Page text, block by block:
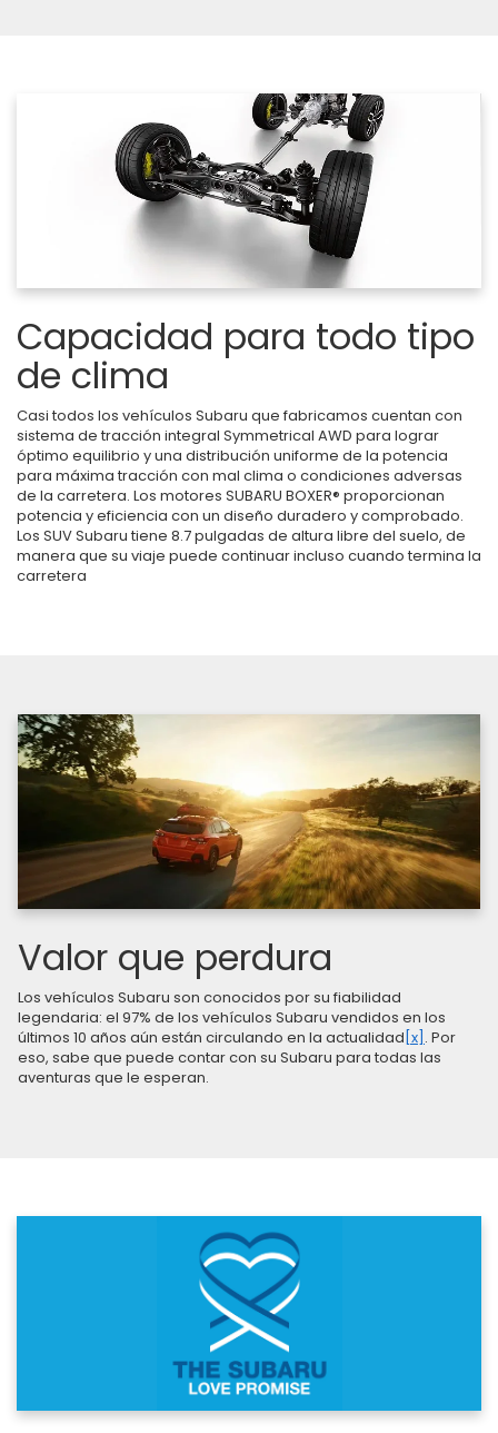
Capacidad para todo tipo
de clima
Casi todos los vehículos Subaru que fabricamos cuentan con
sistema de tracción integral Symmetrical AWD para lograr
óptimo equilibrio y una distribución uniforme de la potencia
para máxima tracción con mal clima o condiciones adversas
de la carretera. Los motores SUBARU BOXER® proporcionan
potencia y eficiencia con un diseño duradero y comprobado.
Los SUV Subaru tiene 8.7 pulgadas de altura libre del suelo, de
manera que su viaje puede continuar incluso cuando termina la
carretera
Valor que perdura
Los vehículos Subaru son conocidos por su fiabilidad
legendaria: el 97% de los vehículos Subaru vendidos en los
últimos 10 años aún están circulando en la actualidad [x] . Por
eso, sabe que puede contar con su Subaru para todas las
aventuras que le esperan.